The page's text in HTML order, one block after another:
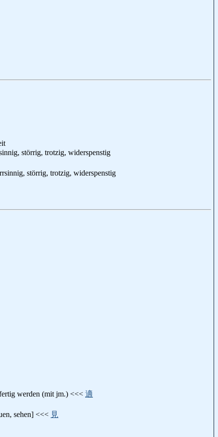
störrig, trotzig, widerspenstig
störrig, trotzig, widerspenstig
werden (mit jm.) <<< 適
sehen] <<< 見